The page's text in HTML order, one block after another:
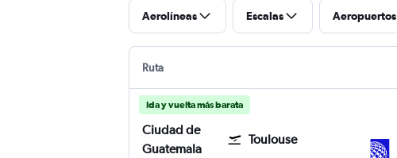
Aerolíneas Escalas Aeropuertos
Ruta
Ida y vuelta más barata
Ciudad de
Guatemala
Toulouse